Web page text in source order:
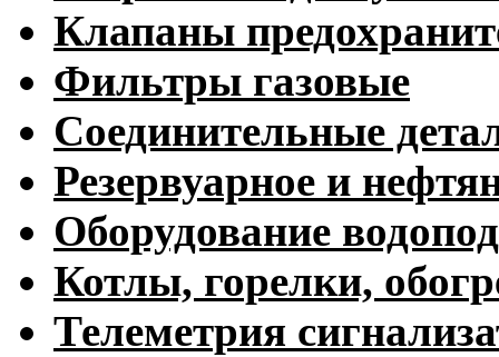
Клапаны
Фильтры газовые
Соединительные
Резервуарное и
Оборудование
Котлы, горелки,
Телеметрия